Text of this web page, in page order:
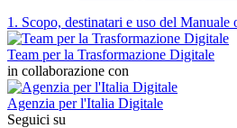
1. Scopo, destinatari e uso del Manuale
Team per la Trasformazione Digitale
in collaborazione con
Agenzia per l'Italia Digitale
Seguici su